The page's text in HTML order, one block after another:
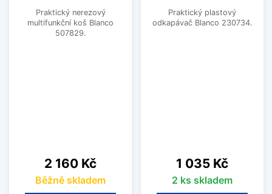
Praktický nerezový
multifunkční koš Blanco
507829.
Cena
2 160 Kč
Běžně skladem
Praktický plastový
odkapávač Blanco 230734.
Cena
1 035 Kč
2 ks skladem